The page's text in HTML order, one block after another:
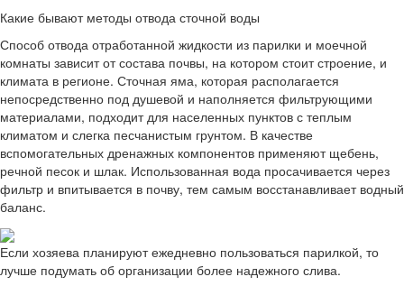
Какие бывают методы отвода сточной воды
Способ отвода отработанной жидкости из парилки и моечной
комнаты зависит от состава почвы, на котором стоит строение, и
климата в регионе. Сточная яма, которая располагается
непосредственно под душевой и наполняется фильтрующими
материалами, подходит для населенных пунктов с теплым
климатом и слегка песчанистым грунтом. В качестве
вспомогательных дренажных компонентов применяют щебень,
речной песок и шлак. Использованная вода просачивается через
фильтр и впитывается в почву, тем самым восстанавливает водный
баланс.
Если хозяева планируют ежедневно пользоваться парилкой, то
лучше подумать об организации более надежного слива.